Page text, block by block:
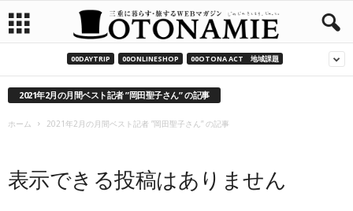
00DAYTRIP 00ONLINESHOP 00OTONA ACT 地域課題
2021年2月の月間ベスト記者 ”岡田聖子さん” の記事
ホーム 2021年2月の月間ベスト記者 ”岡田聖子さん” の記事
表示できる投稿はありません